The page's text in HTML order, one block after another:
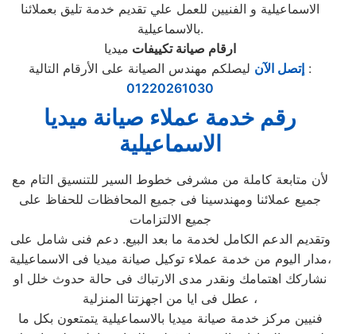
الاسماعيلية و الفنيين للعمل علي تقديم خدمة تليق بعملائنا
بالاسماعيلية.
ارقام صيانة تكييفات ميديا
إتصل الآن ليصلكم مهندس الصيانة على الأرقام التالية :
01220261030
رقم خدمة عملاء صيانة ميديا
الاسماعيلية
لأن متابعة كاملة من مشرفى خطوط السير للتنسيق التام مع
جميع عملائنا ومهندسينا فى جميع المحافظات للحفاظ على
جميع الالتزامات
وتقديم الدعم الكامل لخدمة ما بعد البيع. دعم فنى شامل على
مدار اليوم من خدمة عملاء توكيل صيانة ميديا فى الاسماعيلية،
نشاركك اهتمامك ونقدر مدى الارتباك فى حالة حدوث خلل او
عطل فى ايا من اجهزتنا المنزلية ،
فنيين مركز خدمة صيانة ميديا بالاسماعيلية يتمتعون بكل ما